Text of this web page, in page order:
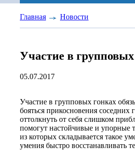
Главная Новости
Участие в
05.07.2017
Участие в групповых гонках
бояться прикосновения
оттолкнуть от себя слишком
помогут настойчивые и упорные
из которых складывается такое
умения быстро восстанавливать